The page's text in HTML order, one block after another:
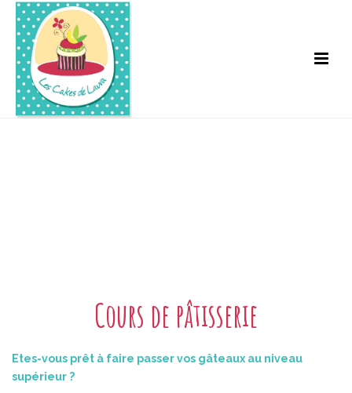
Cours de pâtisserie
Etes-vous prêt à faire passer vos gâteaux au niveau
supérieur ?